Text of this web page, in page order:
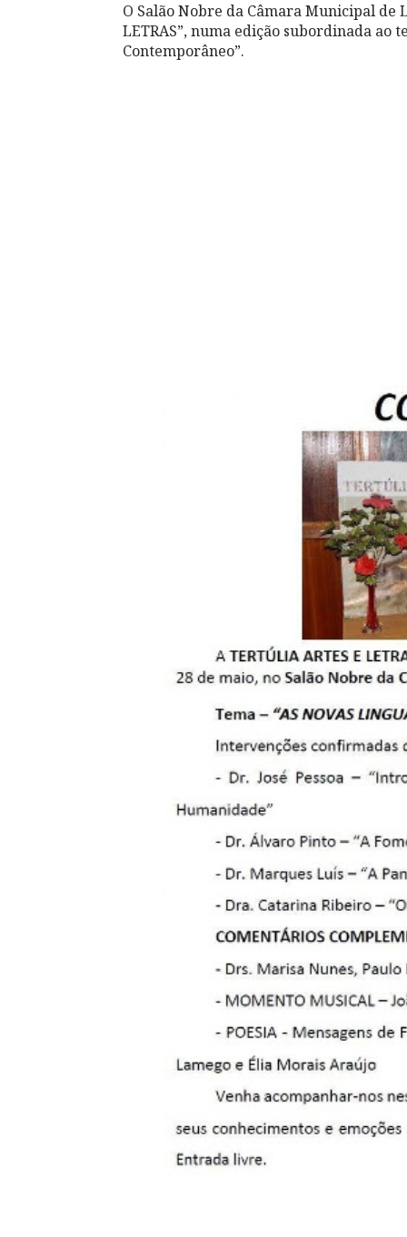
O Salão Nobre da Câmara Municipal de
LETRAS”, numa edição subordinada ao
Contemporâneo”.